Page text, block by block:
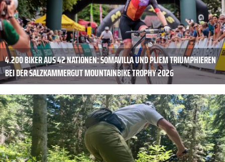
4.200 BIKER AUS 42 NATIONEN: SOMAVILLA UND PLIEM TRIUMPHIEREN
BEI DER SALZKAMMERGUT MOUNTAINBIKE TROPHY 2026